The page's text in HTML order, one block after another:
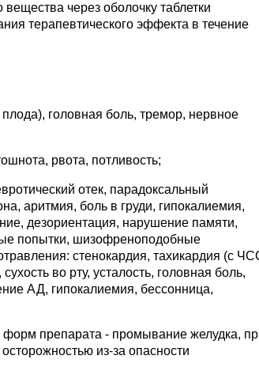
через оболочку таблетки
терапевтического эффекта в течение
головная боль, тремор, нервное
рвота, потливость;
отек, парадоксальный
аритмия, боль в груди, гипокалиемия,
дезориентация, нарушение памяти,
попытки, шизофреноподобные
стенокардия, тахикардия (с
во рту, усталость, головная боль,
АД, гипокалиемия, бессонница,
форм препарата - промывание желудка,
из-за опасности